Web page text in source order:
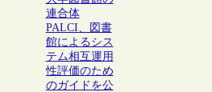
連合体
PALCI、図書
館によるシス
テム相互運用
性評価のため
のガイドを公